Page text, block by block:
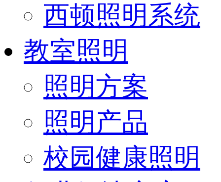
西顿照明系统
教室照明
照明方案
照明产品
校园健康照明